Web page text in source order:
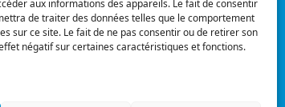
aux informations des appareils. Le fait de consentir
de traiter des données telles que le comportement
sur ce site. Le fait de ne pas consentir ou de retirer son
négatif sur certaines caractéristiques et fonctions.
Suivez-nous